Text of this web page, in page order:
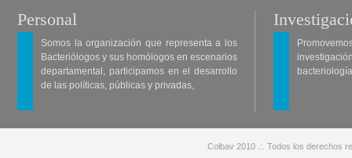
Personal
Somos la organización que representa a los
Bacteriólogos y sus homólogos en escenarios
departamental, participamos en el desarrollo
de las políticas, públicas y privadas,
Colbav 2010 .:. Todos los derechos